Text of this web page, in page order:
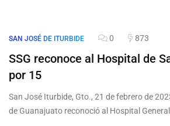
SAN JOSÉ DE ITURBIDE 0 873
SSG reconoce al Hospital de
por 15
San José Iturbide, Gto., 21 de febrero de
de Guanajuato reconoció al Hospital